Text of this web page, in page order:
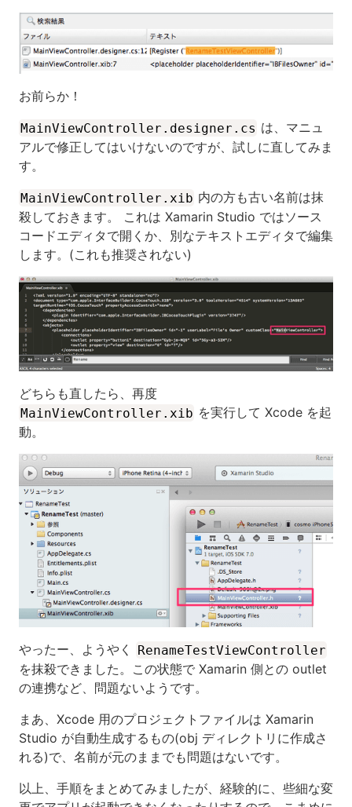
お前らか！
MainViewController.designer.cs は、マニュ
アルで修正してはいけないのですが、試しに直してみま
す。
MainViewController.xib 内の方も古い名前は抹
殺しておきます。 これは Xamarin Studio ではソース
コードエディタで開くか、別なテキストエディタで編集
します。(これも推奨されない)
どちらも直したら、再度
MainViewController.xib を実行して Xcode を起
動。
やったー、ようやく RenameTestViewController
を抹殺できました。この状態で Xamarin 側との outlet
の連携など、問題ないようです。
まあ、Xcode 用のプロジェクトファイルは Xamarin
Studio が自動生成するもの(obj ディレクトリに作成さ
れる)で、名前が元のままでも問題はないです。
以上、手順をまとめてみましたが、経験的に、些細な変